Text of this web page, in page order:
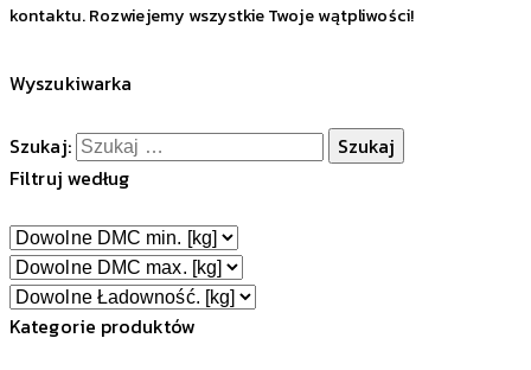
kontaktu. Rozwiejemy wszystkie Twoje wątpliwości!
Wyszukiwarka
Szukaj:
Filtruj według
Kategorie produktów